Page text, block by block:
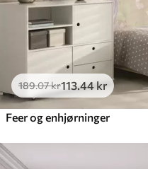
189.07kr113.44 kr
Feer og enhjørninger